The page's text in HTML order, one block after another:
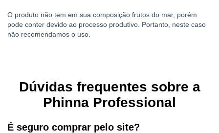
O produto não tem em sua composição frutos do mar, porém
pode conter devido ao processo produtivo. Portanto, neste caso
não recomendamos o uso.
Dúvidas frequentes sobre a
Phinna Professional
É seguro comprar pelo site?